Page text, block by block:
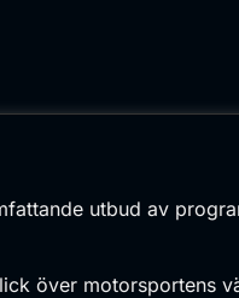
utbud av
över motorsportens